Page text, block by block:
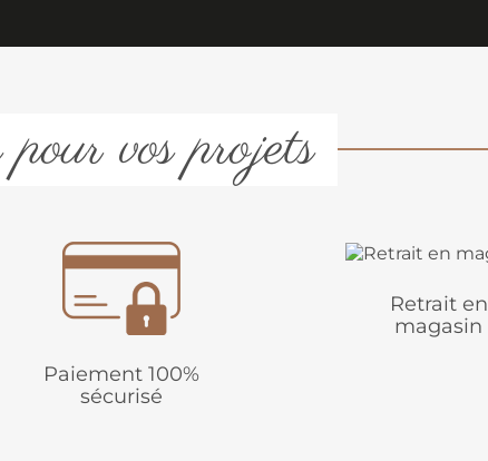
vos projets
Paiement 100%
sécurisé
Retrait en
magasin